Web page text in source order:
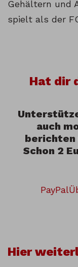
Gehältern und
spielt als der
Hat dir
auch
berichten
Schon 2
PayPal
Hier